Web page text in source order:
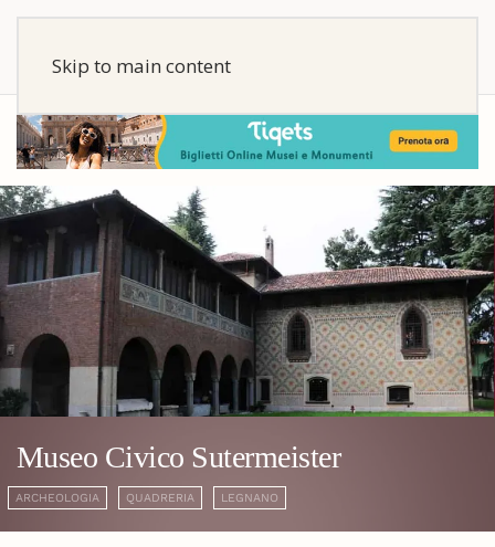
Skip to main content
Museo Civico Sutermeister
ARCHEOLOGIA QUADRERIA LEGNANO